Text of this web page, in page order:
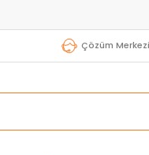
Çözüm Merkezi